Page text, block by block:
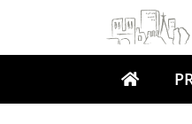
Panneau de gestion des